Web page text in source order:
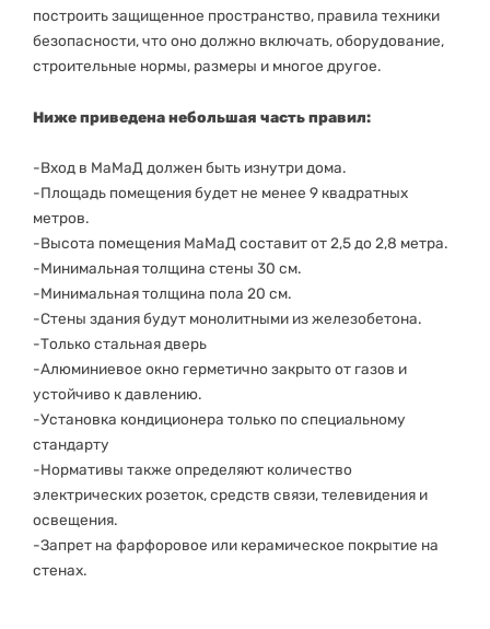
построить защищенное пространство, правила техники
безопасности, что оно должно включать, оборудование,
строительные нормы, размеры и многое другое.
Ниже приведена небольшая часть правил:
-Вход в МаМаД должен быть изнутри дома.
-Площадь помещения будет не менее 9 квадратных
метров.
-Высота помещения МаМаД составит от 2,5 до 2,8 метра.
-Минимальная толщина стены 30 см.
-Минимальная толщина пола 20 см.
-Стены здания будут монолитными из железобетона.
-Только стальная дверь
-Алюминиевое окно герметично закрыто от газов и
устойчиво к давлению.
-Установка кондиционера только по специальному
стандарту
-Нормативы также определяют количество
электрических розеток, средств связи, телевидения и
освещения.
-Запрет на фарфоровое или керамическое покрытие на
стенах.